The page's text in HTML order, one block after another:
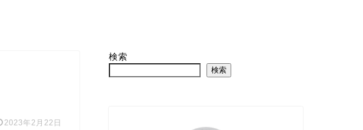
2023年2月22日
検索
検索